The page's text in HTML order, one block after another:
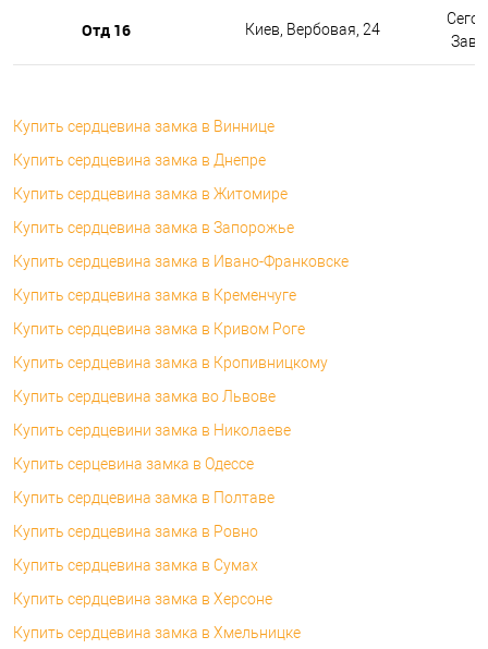
Отд 16 Киев, Вербовая, 24
Купить сердцевина замка в Виннице
Купить сердцевина замка в Днепре
Купить сердцевина замка в Житомире
Купить сердцевина замка в Запорожье
Купить сердцевина замка в Ивано-Франковске
Купить сердцевина замка в Кременчуге
Купить сердцевина замка в Кривом Роге
Купить сердцевина замка в Кропивницкому
Купить сердцевина замка во Львове
Купить сердцевини замка в Николаеве
Купить серцевина замка в Одессе
Купить сердцевина замка в Полтаве
Купить сердцевина замка в Ровно
Купить сердцевина замка в Сумах
Купить сердцевина замка в Херсоне
Купить сердцевина замка в Хмельницке